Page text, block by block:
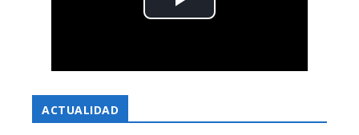
ACTUALIDAD